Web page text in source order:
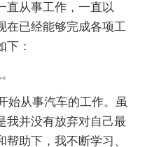
直从事工作，一直以
在已经能够完成各项工
下：
始从事汽车的工作。虽
我并没有放弃对自己最
助下，我不断学习、